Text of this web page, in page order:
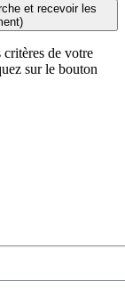
et recevoir les
critères de votre
sur le bouton